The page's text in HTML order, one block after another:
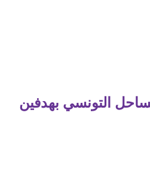
التونسي بهدفين